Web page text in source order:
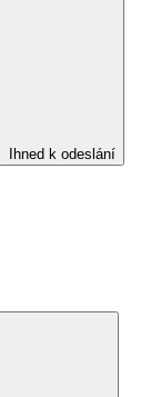
Ihned k odeslání